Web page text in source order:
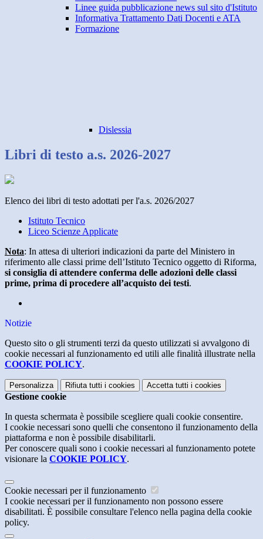
Linee guida pubblicazione news sul sito d'Istituto
Informativa Trattamento Dati Docenti e ATA
Formazione
Dislessia
Libri di testo a.s. 2026-2027
Elenco dei libri di testo adottati per l'a.s. 2026/2027
Istituto Tecnico
Liceo Scienze Applicate
Nota: In attesa di ulteriori indicazioni da parte del Ministero in
riferimento alle classi prime dell’Istituto Tecnico oggetto di Riforma,
si consiglia di attendere conferma delle adozioni delle classi
prime, prima di procedere all’acquisto dei testi.
Notizie
Questo sito o gli strumenti terzi da questo utilizzati si avvalgono di
cookie necessari al funzionamento ed utili alle finalità illustrate nella
COOKIE POLICY.
Personalizza Rifiuta tutti i cookies Accetta tutti i cookies
Gestione cookie
In questa schermata è possibile scegliere quali cookie consentire.
I cookie necessari sono quelli che consentono il funzionamento della
piattaforma e non è possibile disabilitarli.
Per conoscere quali sono i cookie necessari al funzionamento potete
visionare la COOKIE POLICY.
Cookie necessari per il funzionamento
I cookie necessari per il funzionamento non possono essere
disabilitati. È possibile consultare l'elenco nella pagina della cookie
policy.